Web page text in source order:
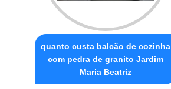
quanto custa balcão de cozinha
com pedra de granito Jardim
Maria Beatriz